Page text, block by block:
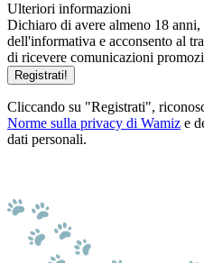
Ulteriori informazioni
Dichiaro di avere almeno 18
dell'informativa e acconsento al
di ricevere comunicazioni
Registrati!
Cliccando su "Registrati",
Norme sulla privacy di Wamiz e
dati personali.